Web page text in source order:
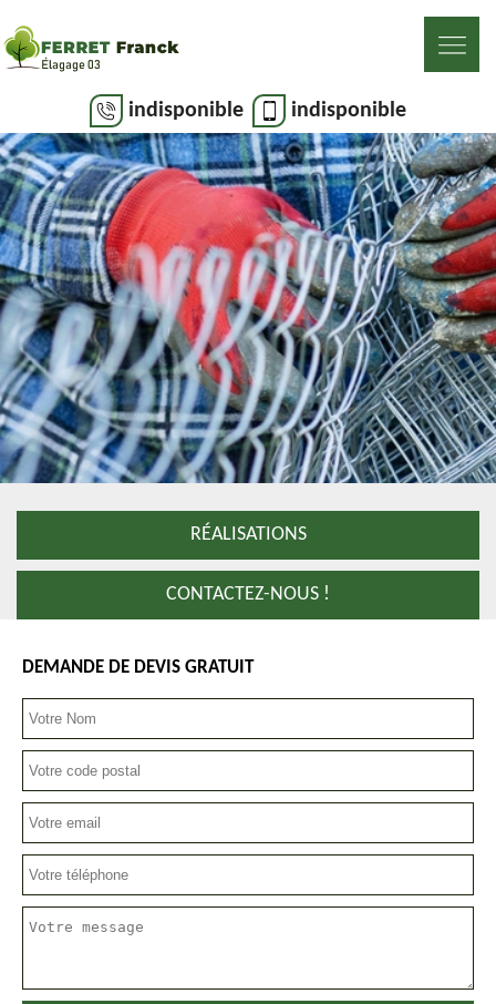
indisponible indisponible
RÉALISATIONS
CONTACTEZ-NOUS !
DEMANDE DE DEVIS GRATUIT